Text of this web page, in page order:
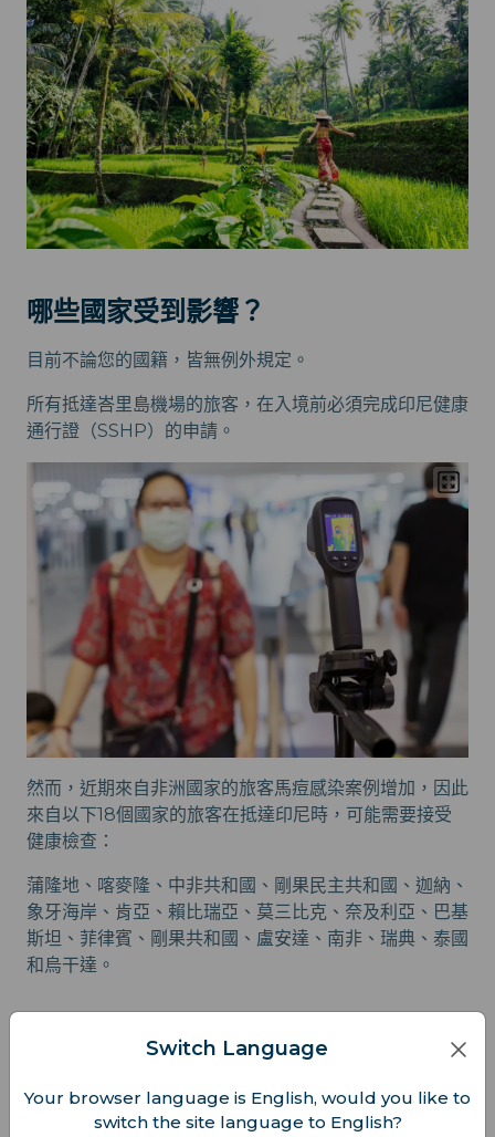
哪些國家受到影響？
目前不論您的國籍，皆無例外規定。
所有抵達峇里島機場的旅客，在入境前必須完成印尼健康
通行證（SSHP）的申請。
然而，近期來自非洲國家的旅客馬痘感染案例增加，因此
來自以下18個國家的旅客在抵達印尼時，可能需要接受
健康檢查：
蒲隆地、喀麥隆、中非共和國、剛果民主共和國、迦納、
象牙海岸、肯亞、賴比瑞亞、莫三比克、奈及利亞、巴基
斯坦、菲律賓、剛果共和國、盧安達、南非、瑞典、泰國
和烏干達。
如何完成印尼健康通行證（SSHP）
國際旅客必須在前往印尼前 48 小時內 完成印尼健康通行
證（SSHP）。
Switch Language
Your browser language is English, would you like to
switch the site language to English?